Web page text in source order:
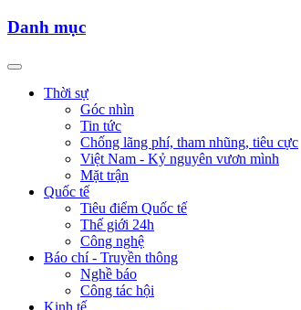
Danh mục
Thời sự
Góc nhìn
Tin tức
Chống lãng phí, tham nhũng, tiêu cực
Việt Nam - Kỷ nguyên vươn mình
Mặt trận
Quốc tế
Tiêu điểm Quốc tế
Thế giới 24h
Công nghệ
Báo chí - Truyền thông
Nghề báo
Công tác hội